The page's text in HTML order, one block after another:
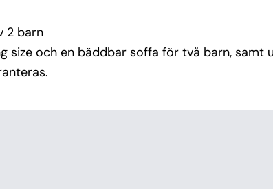
2 barn
size och en bäddbar soffa för två barn, samt